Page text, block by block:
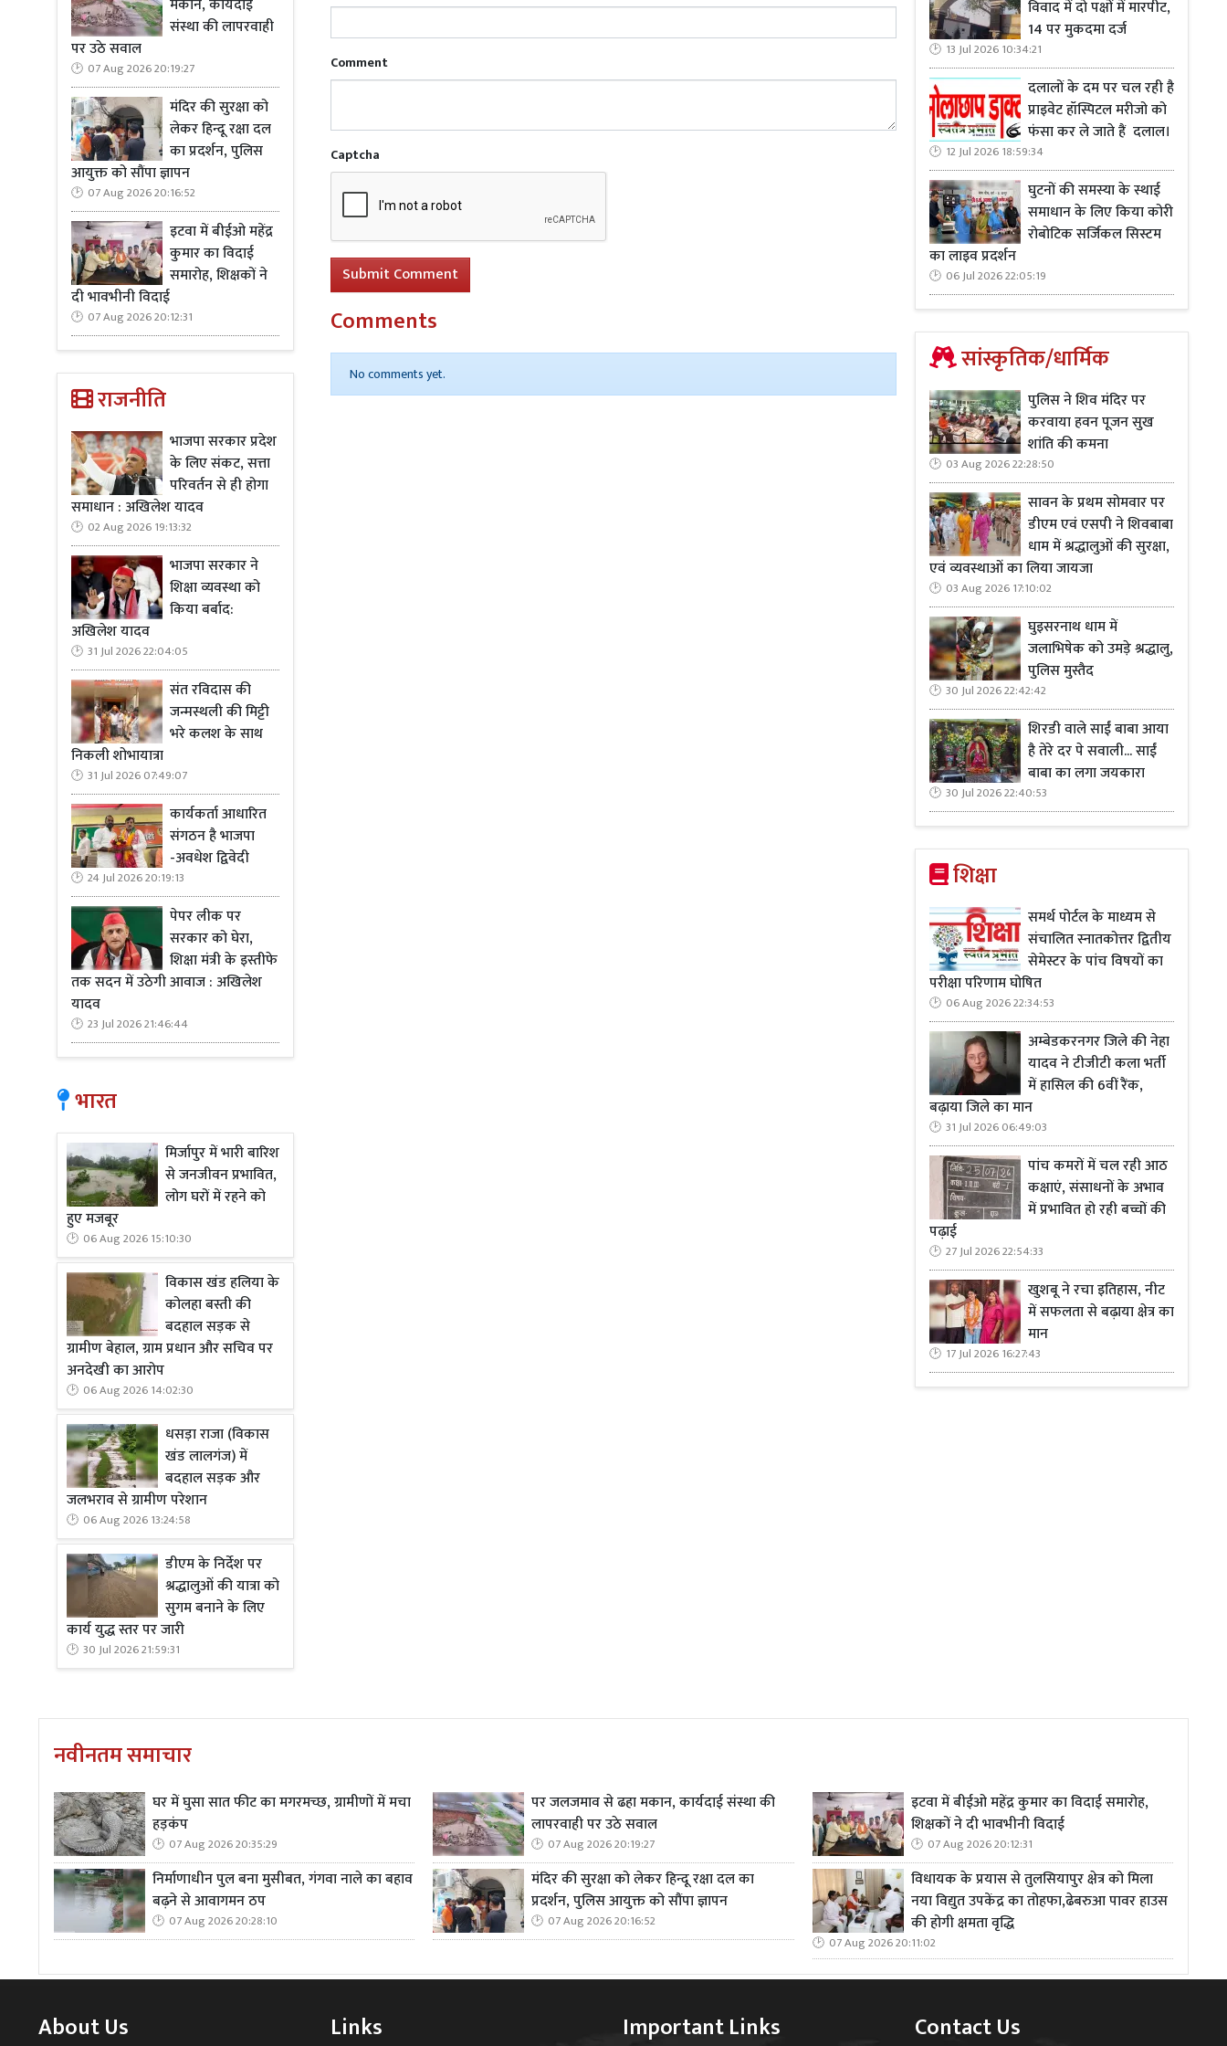
मकान, कार्यदाई
संस्था की लापरवाही
पर उठे सवाल
07 Aug 2026 20:19:27
मंदिर की सुरक्षा को
लेकर हिन्दू रक्षा दल
का प्रदर्शन, पुलिस
आयुक्त को सौंपा ज्ञापन
07 Aug 2026 20:16:52
इटवा में बीईओ महेंद्र
कुमार का विदाई
समारोह, शिक्षकों ने
दी भावभीनी विदाई
07 Aug 2026 20:12:31
राजनीति
भाजपा सरकार प्रदेश
के लिए संकट, सत्ता
परिवर्तन से ही होगा
समाधान : अखिलेश यादव
02 Aug 2026 19:13:32
भाजपा सरकार ने
शिक्षा व्यवस्था को
किया बर्बाद:
अखिलेश यादव
31 Jul 2026 22:04:05
संत रविदास की
जन्मस्थली की मिट्टी
भरे कलश के साथ
निकली शोभायात्रा
31 Jul 2026 07:49:07
कार्यकर्ता आधारित
संगठन है भाजपा
-अवधेश द्विवेदी
24 Jul 2026 20:19:13
पेपर लीक पर
सरकार को घेरा,
शिक्षा मंत्री के इस्तीफे
तक सदन में उठेगी आवाज : अखिलेश
यादव
23 Jul 2026 21:46:44
भारत
मिर्जापुर में भारी बारिश
से जनजीवन प्रभावित,
लोग घरों में रहने को
हुए मजबूर
06 Aug 2026 15:10:30
विकास खंड हलिया के
कोलहा बस्ती की
बदहाल सड़क से
ग्रामीण बेहाल, ग्राम प्रधान और सचिव पर
अनदेखी का आरोप
06 Aug 2026 14:02:30
धसड़ा राजा (विकास
खंड लालगंज) में
बदहाल सड़क और
जलभराव से ग्रामीण परेशान
06 Aug 2026 13:24:58
डीएम के निर्देश पर
श्रद्धालुओं की यात्रा को
सुगम बनाने के लिए
कार्य युद्ध स्तर पर जारी
30 Jul 2026 21:59:31
Comment
Captcha
Submit Comment
Comments
No comments yet.
विवाद में दो पक्षों में मारपीट,
14 पर मुकदमा दर्ज
13 Jul 2026 10:34:21
दलालों के दम पर चल रही है
प्राइवेट हॉस्पिटल मरीजो को
फंसा कर ले जाते हैं दलाल।
12 Jul 2026 18:59:34
घुटनों की समस्या के स्थाई
समाधान के लिए किया कोरी
रोबोटिक सर्जिकल सिस्टम
का लाइव प्रदर्शन
06 Jul 2026 22:05:19
सांस्कृतिक/धार्मिक
पुलिस ने शिव मंदिर पर
करवाया हवन पूजन सुख
शांति की कमना
03 Aug 2026 22:28:50
सावन के प्रथम सोमवार पर
डीएम एवं एसपी ने शिवबाबा
धाम में श्रद्धालुओं की सुरक्षा,
एवं व्यवस्थाओं का लिया जायजा
03 Aug 2026 17:10:02
घुइसरनाथ धाम में
जलाभिषेक को उमड़े श्रद्धालु,
पुलिस मुस्तैद
30 Jul 2026 22:42:42
शिरडी वाले साईं बाबा आया
है तेरे दर पे सवाली... साईं
बाबा का लगा जयकारा
30 Jul 2026 22:40:53
शिक्षा
समर्थ पोर्टल के माध्यम से
संचालित स्नातकोत्तर द्वितीय
सेमेस्टर के पांच विषयों का
परीक्षा परिणाम घोषित
06 Aug 2026 22:34:53
अम्बेडकरनगर जिले की नेहा
यादव ने टीजीटी कला भर्ती
में हासिल की 6वीं रैंक,
बढ़ाया जिले का मान
31 Jul 2026 06:49:03
पांच कमरों में चल रही आठ
कक्षाएं, संसाधनों के अभाव
में प्रभावित हो रही बच्चों की
पढ़ाई
27 Jul 2026 22:54:33
खुशबू ने रचा इतिहास, नीट
में सफलता से बढ़ाया क्षेत्र का
मान
17 Jul 2026 16:27:43
नवीनतम समाचार
घर में घुसा सात फीट का मगरमच्छ, ग्रामीणों में मचा
हड़कंप
07 Aug 2026 20:35:29
निर्माणाधीन पुल बना मुसीबत, गंगवा नाले का बहाव
बढ़ने से आवागमन ठप
07 Aug 2026 20:28:10
पर जलजमाव से ढहा मकान, कार्यदाई संस्था की
लापरवाही पर उठे सवाल
07 Aug 2026 20:19:27
मंदिर की सुरक्षा को लेकर हिन्दू रक्षा दल का
प्रदर्शन, पुलिस आयुक्त को सौंपा ज्ञापन
07 Aug 2026 20:16:52
इटवा में बीईओ महेंद्र कुमार का विदाई समारोह,
शिक्षकों ने दी भावभीनी विदाई
07 Aug 2026 20:12:31
विधायक के प्रयास से तुलसियापुर क्षेत्र को मिला
नया विद्युत उपकेंद्र का तोहफा,ढेबरुआ पावर हाउस
की होगी क्षमता वृद्धि
07 Aug 2026 20:11:02
About Us Links Important Links Contact Us